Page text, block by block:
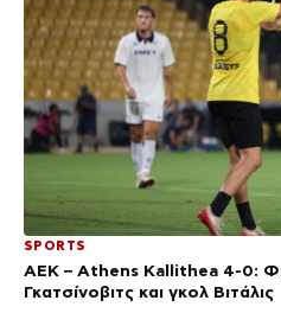
SPORTS
ΑΕΚ – Athens Kallithea 4-0:
Γκατσίνοβιτς και γκολ Βιτάλις